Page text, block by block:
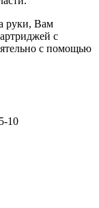
руки, Вам
с
с помощью
10